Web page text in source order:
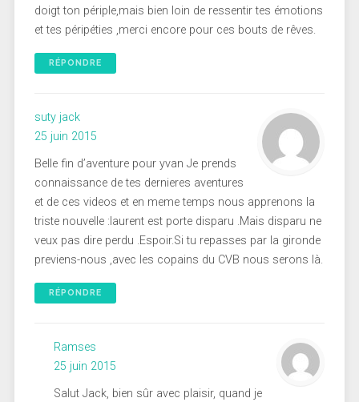
doigt ton périple,mais bien loin de ressentir tes émotions
et tes péripéties ,merci encore pour ces bouts de rêves.
RÉPONDRE
suty jack
25 juin 2015
Belle fin d’aventure pour yvan Je prends
connaissance de tes dernieres aventures
et de ces videos et en meme temps nous apprenons la
triste nouvelle :laurent est porte disparu .Mais disparu ne
veux pas dire perdu .Espoir.Si tu repasses par la gironde
previens-nous ,avec les copains du CVB nous serons là.
RÉPONDRE
Ramses
25 juin 2015
Salut Jack, bien sûr avec plaisir, quand je